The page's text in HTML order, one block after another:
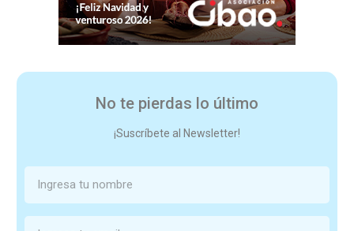
No te pierdas lo último
¡Suscríbete al Newsletter!